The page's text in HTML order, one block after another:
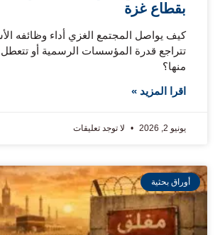
بقطاع غزة
كيف يواصل المجتمع الغزي أداء وظائفه
تتراجع قدرة المؤسسات الرسمية أو تتعطل
منها؟
اقرا المزيد »
يونيو 2, 2026 لا توجد تعليقات
أوراق بحثية